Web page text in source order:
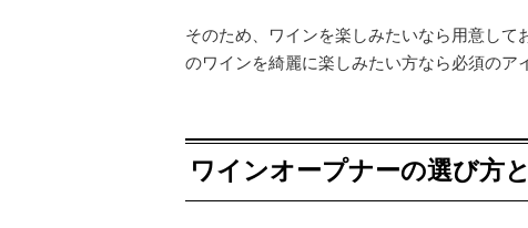
そのため、ワインを楽しみたいなら用意し
のワインを綺麗に楽しみたい方なら必須のア
ワインオープナーの選び方